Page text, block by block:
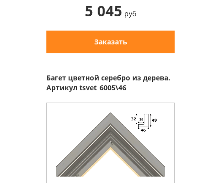
5 045 руб
Заказать
Багет цветной серебро из дерева.
Артикул tsvet_6005\46